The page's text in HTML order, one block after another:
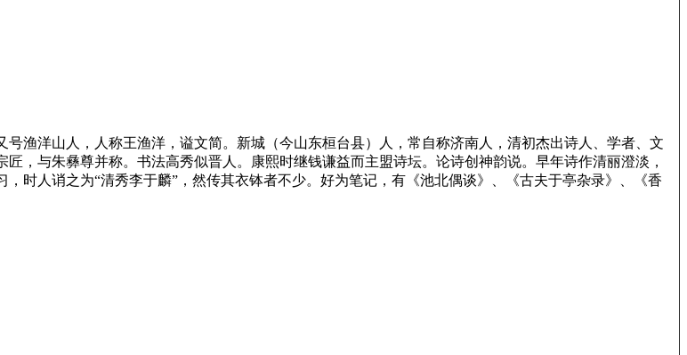
洋山人，人称王渔洋，谥文简。新城（今山东桓台县）人，常自称济南人，清初杰出诗人、学者、文
，与朱彝尊并称。书法高秀似晋人。康熙时继钱谦益而主盟诗坛。论诗创神韵说。早年诗作清丽澄淡，
时人诮之为“清秀李于麟”，然传其衣钵者不少。好为笔记，有《池北偶谈》、《古夫于亭杂录》、《香